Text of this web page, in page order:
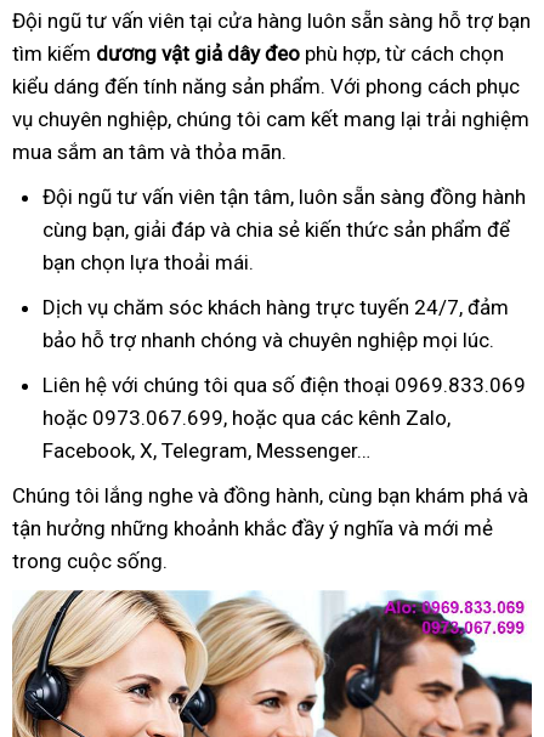
Đội ngũ tư vấn viên tại cửa hàng luôn sẵn sàng hỗ trợ bạn
tìm kiếm dương vật giả dây đeo phù hợp, từ cách chọn
kiểu dáng đến tính năng sản phẩm. Với phong cách phục
vụ chuyên nghiệp, chúng tôi cam kết mang lại trải nghiệm
mua sắm an tâm và thỏa mãn.
Đội ngũ tư vấn viên tận tâm, luôn sẵn sàng đồng hành
cùng bạn, giải đáp và chia sẻ kiến thức sản phẩm để
bạn chọn lựa thoải mái.
Dịch vụ chăm sóc khách hàng trực tuyến 24/7, đảm
bảo hỗ trợ nhanh chóng và chuyên nghiệp mọi lúc.
Liên hệ với chúng tôi qua số điện thoại 0969.833.069
hoặc 0973.067.699, hoặc qua các kênh Zalo,
Facebook, X, Telegram, Messenger…
Chúng tôi lắng nghe và đồng hành, cùng bạn khám phá và
tận hưởng những khoảnh khắc đầy ý nghĩa và mới mẻ
trong cuộc sống.